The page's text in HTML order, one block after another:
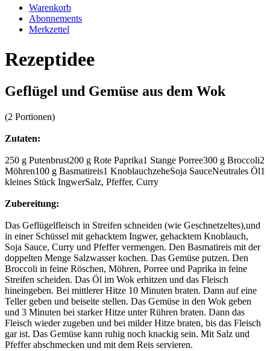
Warenkorb
Abonnements
Merkzettel
Rezeptidee
Geflügel und Gemüse aus dem Wok
(2 Portionen)
Zutaten:
250 g Putenbrust200 g Rote Paprika1 Stange Porree300 g Broccoli2
Möhren100 g Basmatireis1 KnoblauchzeheSoja SauceNeutrales Öl1
kleines Stück IngwerSalz, Pfeffer, Curry
Zubereitung:
Das Geflügelfleisch in Streifen schneiden (wie Geschnetzeltes),und
in einer Schüssel mit gehacktem Ingwer, gehacktem Knoblauch,
Soja Sauce, Curry und Pfeffer vermengen. Den Basmatireis mit der
doppelten Menge Salzwasser kochen. Das Gemüse putzen. Den
Broccoli in feine Röschen, Möhren, Porree und Paprika in feine
Streifen scheiden. Das Öl im Wok erhitzen und das Fleisch
hineingeben. Bei mittlerer Hitze 10 Minuten braten. Dann auf eine
Teller geben und beiseite stellen. Das Gemüse in den Wok geben
und 3 Minuten bei starker Hitze unter Rühren braten. Dann das
Fleisch wieder zugeben und bei milder Hitze braten, bis das Fleisch
gar ist. Das Gemüse kann ruhig noch knackig sein. Mit Salz und
Pfeffer abschmecken und mit dem Reis servieren.